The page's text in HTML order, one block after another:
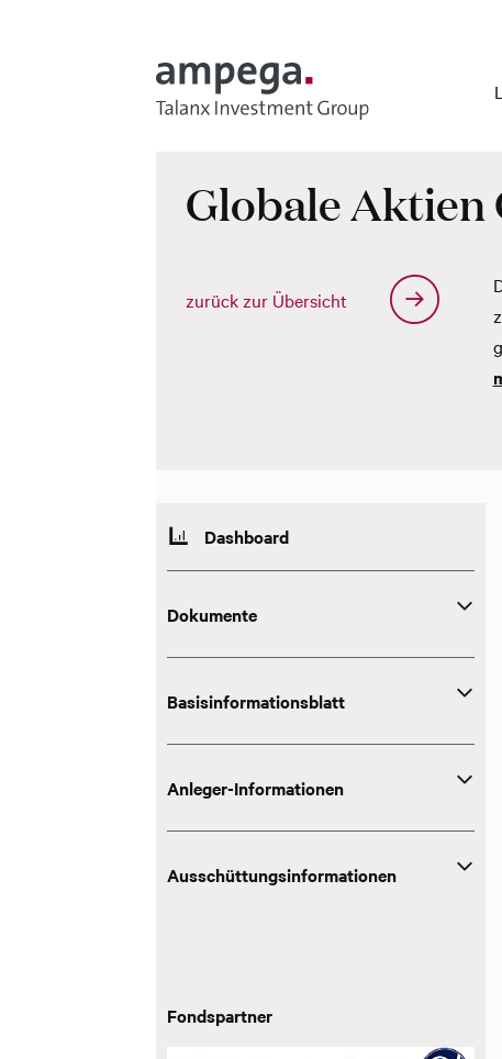
Globale Aktien
zurück zur Übersicht
Dashboard
Dokumente
Basisinformationsblatt
Anleger-Informationen
Ausschüttungsinformationen
Fondspartner